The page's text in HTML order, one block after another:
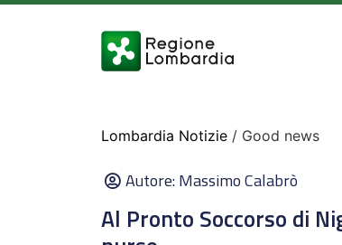
Lombardia Notizie / Good news
Autore:Massimo Calabrò
Al Pronto Soccorso di